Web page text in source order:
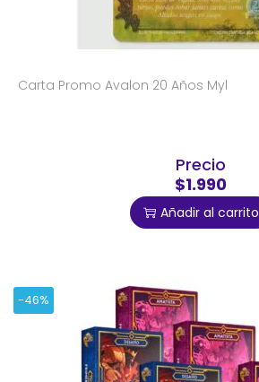
Carta Promo Avalon 20 Años Myl
Precio
$1.990
Añadir al carrito
-46%